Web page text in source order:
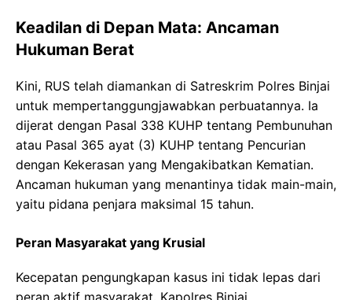
Keadilan di Depan Mata: Ancaman
Hukuman Berat
Kini, RUS telah diamankan di Satreskrim Polres Binjai
untuk mempertanggungjawabkan perbuatannya. Ia
dijerat dengan Pasal 338 KUHP tentang Pembunuhan
atau Pasal 365 ayat (3) KUHP tentang Pencurian
dengan Kekerasan yang Mengakibatkan Kematian.
Ancaman hukuman yang menantinya tidak main-main,
yaitu pidana penjara maksimal 15 tahun.
Peran Masyarakat yang Krusial
Kecepatan pengungkapan kasus ini tidak lepas dari
peran aktif masyarakat. Kapolres Binjai